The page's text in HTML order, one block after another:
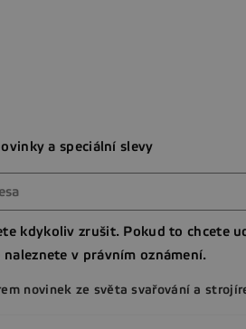
a speciální slevy
kdykoliv zrušit. Pokud to chcete
v právním oznámení.
novinek ze světa svařování a